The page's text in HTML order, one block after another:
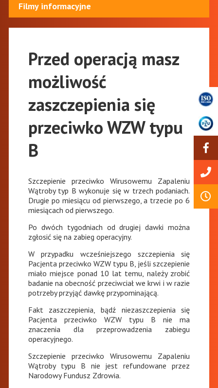
Filmy informacyjne
Przed operacją masz
możliwość
zaszczepienia się
przeciwko WZW typu
B
Szczepienie przeciwko Wirusowemu Zapaleniu
Wątroby typ B wykonuje się w trzech podaniach.
Drugie po miesiącu od pierwszego, a trzecie po 6
miesiącach od pierwszego.
Po dwóch tygodniach od drugiej dawki można
zgłosić się na zabieg operacyjny.
W przypadku wcześniejszego szczepienia się
Pacjenta przeciwko WZW typu B, jeśli szczepienie
miało miejsce ponad 10 lat temu, należy zrobić
badanie na obecność przeciwciał we krwi i w razie
potrzeby przyjąć dawkę przypominającą.
Fakt zaszczepienia, bądź niezaszczepienia się
Pacjenta przeciwko WZW typu B nie ma
znaczenia dla przeprowadzenia zabiegu
operacyjnego.
Szczepienie przeciwko Wirusowemu Zapaleniu
Wątroby typu B nie jest refundowane przez
Narodowy Fundusz Zdrowia.